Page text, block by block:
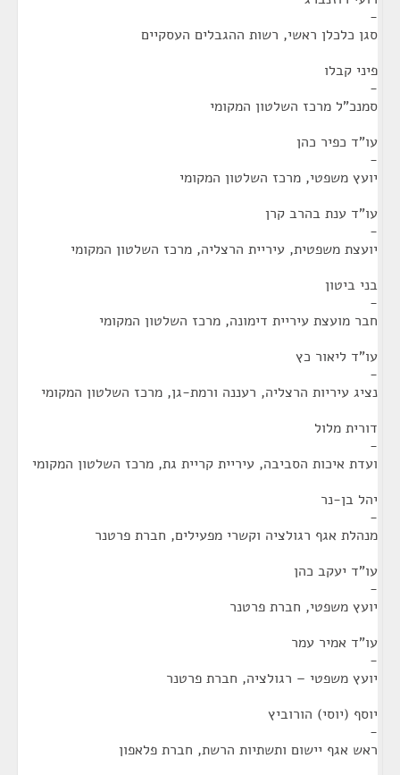
-
סגן כלכלן ראשי, רשות ההגבלים העסקיים
פיני קבלו
-
סמנכ"ל מרכז השלטון המקומי
עו"ד כפיר כהן
-
יועץ משפטי, מרכז השלטון המקומי
עו"ד ענת בהרב קרן
-
יועצת משפטית, עיריית הרצליה, מרכז השלטון המקומי
בני ביטון
-
חבר מועצת עיריית דימונה, מרכז השלטון המקומי
עו"ד ליאור כץ
-
נציג עיריות הרצליה, רעננה ורמת-גן, מרכז השלטון המקומי
דורית מלול
-
ועדת איכות הסביבה, עיריית קריית גת, מרכז השלטון המקומי
יהל בן-נר
-
מנהלת אגף רגולציה וקשרי מפעילים, חברת פרטנר
עו"ד יעקב כהן
-
יועץ משפטי, חברת פרטנר
עו"ד אמיר עמר
-
יועץ משפטי – רגולציה, חברת פרטנר
יוסף (יוסי) הורוביץ
-
ראש אגף יישום ותשתיות הרשת, חברת פלאפון